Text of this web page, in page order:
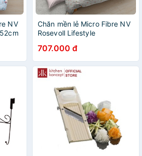
NV
Chăn mền lẻ Micro Fibre NV
Rosevoll Lifestyle
707.000 đ